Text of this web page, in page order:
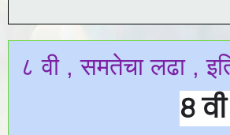
८ वी , समतेचा लढा ,
८